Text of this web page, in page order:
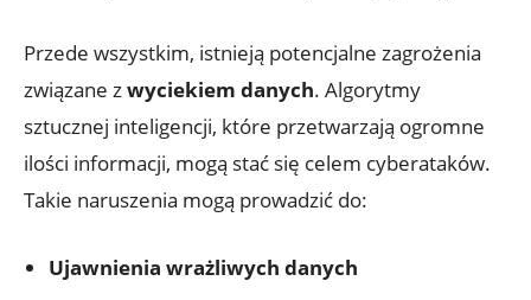
Przede wszystkim, istnieją potencjalne zagrożenia
związane zwyciekiem danych. Algorytmy
sztucznej⁢ inteligencji, które przetwarzają ogromne
ilości informacji, mogą stać się celem cyberataków.
‌Takie naruszenia mogą prowadzić do:
Ujawnienia wrażliwych danych